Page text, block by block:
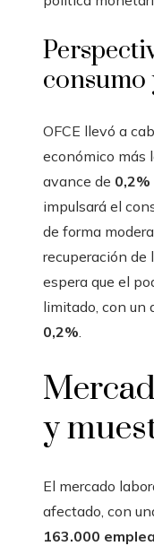
consumo
OFCE llevó a
económico más
avance de
impulsará el
de forma
recuperación de
espera que el
limitado, con un
0,2%
y
El mercado
afectado, con
163.000